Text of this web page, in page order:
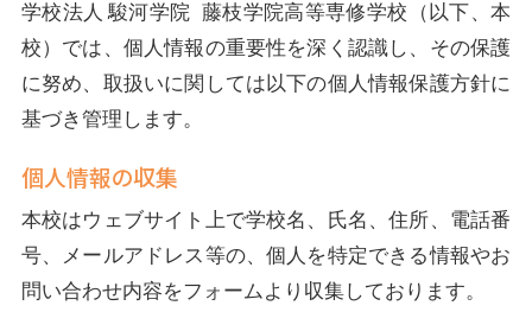
学校法人 駿河学院 藤枝学院高等専修学校（以下、本
校）では、個人情報の重要性を深く認識し、その保護
に努め、取扱いに関しては以下の個人情報保護方針に
基づき管理します。
個人情報の収集
本校はウェブサイト上で学校名、氏名、住所、電話番
号、メールアドレス等の、個人を特定できる情報やお
問い合わせ内容をフォームより収集しております。